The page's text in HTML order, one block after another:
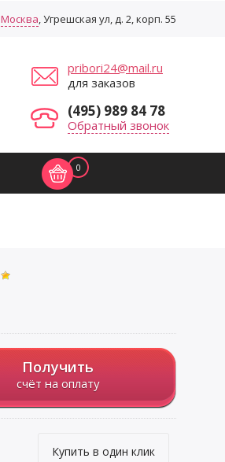
Москва, Угрешская ул, д. 2, корп. 55
pribori24@mail.ru
для заказов
(495) 989 84 78
Обратный звонок
0
Получить
счёт на оплату
Купить в один клик